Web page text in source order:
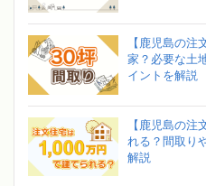
【鹿児島の注
家？必要な土
イントを解説
【鹿児島の注
れる？間取り
解説